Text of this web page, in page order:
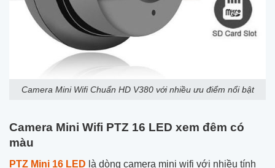
Camera Mini Wifi Chuẩn HD V380 với nhiều ưu điểm nổi bật
Camera Mini Wifi PTZ 16 LED xem đêm có
màu
PTZ Mini 16 LED là dòng camera mini wifi với nhiều tính